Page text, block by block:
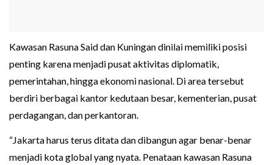
Kawasan Rasuna Said dan Kuningan dinilai memiliki posisi
penting karena menjadi pusat aktivitas diplomatik,
pemerintahan, hingga ekonomi nasional. Di area tersebut
berdiri berbagai kantor kedutaan besar, kementerian, pusat
perdagangan, dan perkantoran.
“Jakarta harus terus ditata dan dibangun agar benar-benar
menjadi kota global yang nyata. Penataan kawasan Rasuna